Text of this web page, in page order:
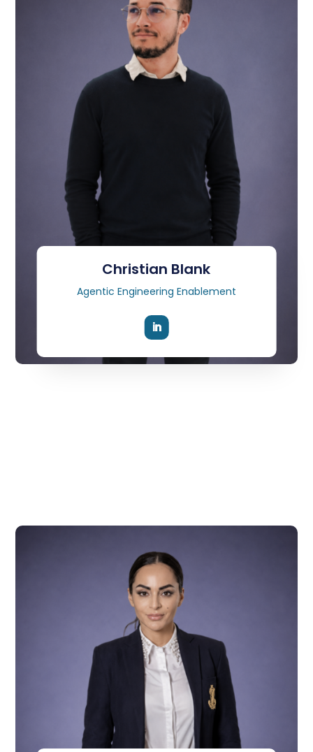
Christian Blank
Agentic Engineering Enablement